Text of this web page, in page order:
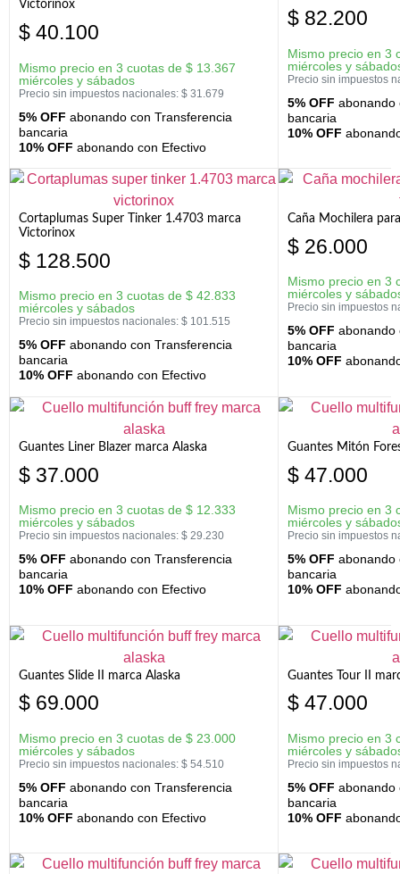
Victorinox
$ 40.100
Mismo precio en 3 cuotas de $ 13.367
miércoles y sábados
Precio sin impuestos nacionales: $ 31.679
5% OFF abonando con Transferencia
bancaria
10% OFF abonando con Efectivo
$ 82.200
Mismo precio en 3
miércoles y
Precio sin impuestos
5% OFF abonando
bancaria
10% OFF
Cortaplumas Super Tinker 1.4703 marca
Victorinox
$ 128.500
Mismo precio en 3 cuotas de $ 42.833
miércoles y sábados
Precio sin impuestos nacionales: $ 101.515
5% OFF abonando con Transferencia
bancaria
10% OFF abonando con Efectivo
Caña Mochilera
$ 26.000
Mismo precio en 3
miércoles y
Precio sin impuestos
5% OFF abonando
bancaria
10% OFF
Guantes Liner Blazer marca Alaska
$ 37.000
Mismo precio en 3 cuotas de $ 12.333
miércoles y sábados
Precio sin impuestos nacionales: $ 29.230
5% OFF abonando con Transferencia
bancaria
10% OFF abonando con Efectivo
Guantes Mitón
$ 47.000
Mismo precio en 3
miércoles y
Precio sin impuestos
5% OFF abonando
bancaria
10% OFF
Guantes Slide II marca Alaska
$ 69.000
Mismo precio en 3 cuotas de $ 23.000
miércoles y sábados
Precio sin impuestos nacionales: $ 54.510
5% OFF abonando con Transferencia
bancaria
10% OFF abonando con Efectivo
Guantes Tour II
$ 47.000
Mismo precio en 3
miércoles y
Precio sin impuestos
5% OFF abonando
bancaria
10% OFF